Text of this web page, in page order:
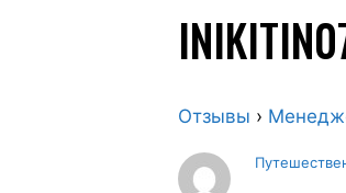
Отзывы ›